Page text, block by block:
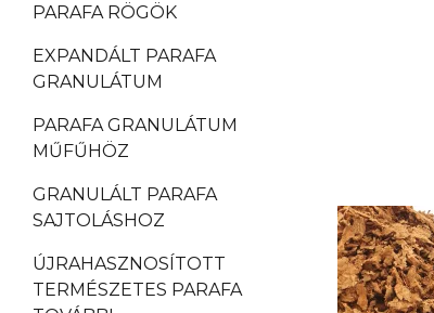
PARAFA RÖGÖK
EXPANDÁLT PARAFA
GRANULÁTUM
PARAFA GRANULÁTUM
MŰFŰHÖZ
GRANULÁLT PARAFA
SAJTOLÁSHOZ
ÚJRAHASZNOSÍTOTT
TERMÉSZETES PARAFA